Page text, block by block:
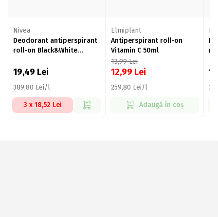
Nivea
Deodorant antiperspirant
roll-on Black&White
50ml
19,49 Lei
389,80 Lei/l
3 x 18,52 Lei
Elmiplant
Antiperspirant roll-on
Vitamin C 50ml
13,99Lei
12,99 Lei
259,80 Lei/l
Adaugă în coș